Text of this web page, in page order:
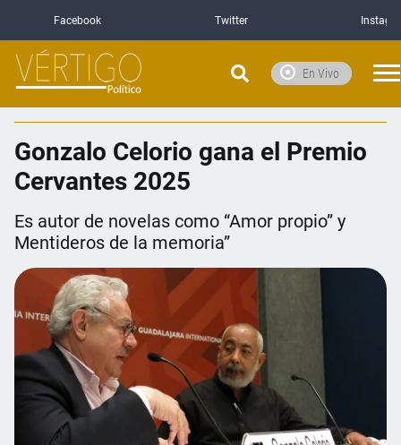
Facebook Twitter
En Vivo
Gonzalo Celorio gana el Premio
Cervantes 2025
Es autor de novelas como “Amor propio” y
Mentideros de la memoria”